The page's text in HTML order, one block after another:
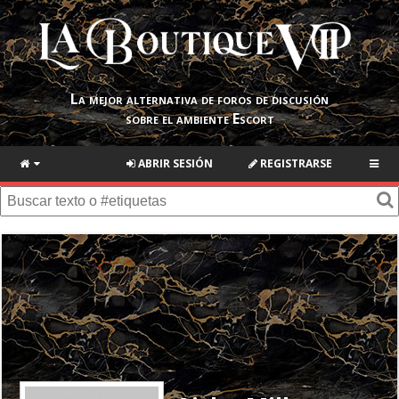
La mejor alternativa de foros de discusión
sobre el ambiente Escort
REGISTRARSE
ABRIR SESIÓN